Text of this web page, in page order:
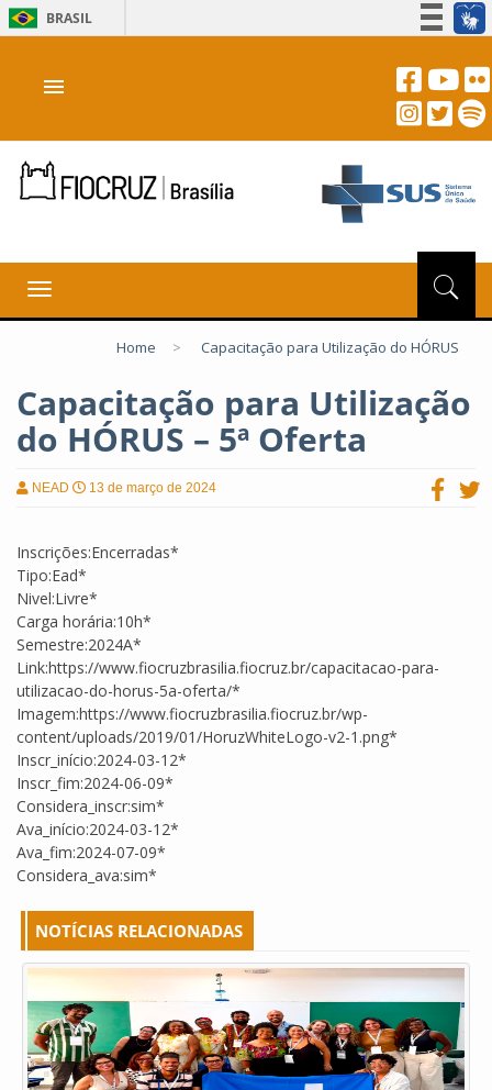
BRASIL
Acesso à informação
Canais
menu
Toggle
navigation
Home > Capacitação para Utilização do HÓRUS
Capacitação para Utilização
do HÓRUS – 5ª Oferta
NEAD 13 de março de 2024
Inscrições:Encerradas*
Tipo:Ead*
Nivel:Livre*
Carga horária:10h*
Semestre:2024A*
Link:https://www.fiocruzbrasilia.fiocruz.br/capacitacao-para-
utilizacao-do-horus-5a-oferta/*
Imagem:https://www.fiocruzbrasilia.fiocruz.br/wp-
content/uploads/2019/01/HoruzWhiteLogo-v2-1.png*
Inscr_início:2024-03-12*
Inscr_fim:2024-06-09*
Considera_inscr:sim*
Ava_início:2024-03-12*
Ava_fim:2024-07-09*
Considera_ava:sim*
NOTÍCIAS RELACIONADAS